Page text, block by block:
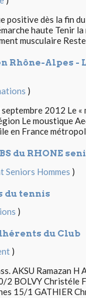
positive dès la fin
haute Tenir
musculaire
Rhône-Alpes
)
2012 Le
Le moustique
en France
du RHONE
Seniors Hommes )
du tennis
)
du Club
)
AKSU Ramazan
2 BOLVY Christéle
15/1 GATHIER